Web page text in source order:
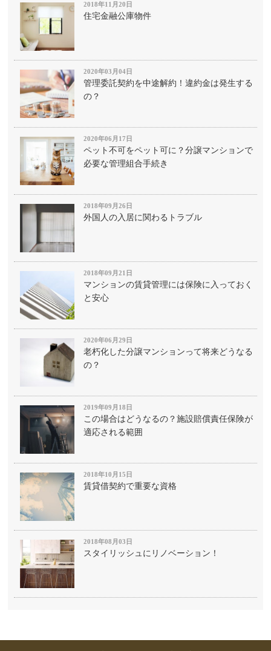
2018年11月20日
住宅金融公庫物件
2020年03月04日
管理委託契約を中途解約！違約金は発生する
の？
2020年06月17日
ペット不可をペット可に？分譲マンションで
必要な管理組合手続き
2018年09月26日
外国人の入居に関わるトラブル
2018年09月21日
マンションの賃貸管理には保険に入っておく
と安心
2020年06月29日
老朽化した分譲マンションって将来どうなる
の？
2019年09月18日
この場合はどうなるの？施設賠償責任保険が
適応される範囲
2018年10月15日
賃貸借契約で重要な資格
2018年08月03日
スタイリッシュにリノベーション！